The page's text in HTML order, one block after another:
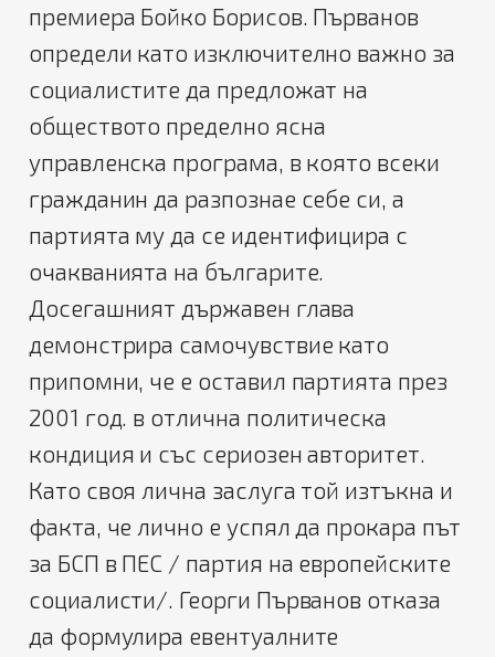
премиера Бойко Борисов. Първанов
определи като изключително важно за
социалистите да предложат на
обществото пределно ясна
управленска програма, в която всеки
гражданин да разпознае себе си, а
партията му да се идентифицира с
очакванията на българите.
Досегашният държавен глава
демонстрира самочувствие като
припомни, че е оставил партията през
2001 год. в отлична политическа
кондиция и със сериозен авторитет.
Като своя лична заслуга той изтъкна и
факта, че лично е успял да прокара път
за БСП в ПЕС / партия на европейските
социалисти/. Георги Първанов отказа
да формулира евентуалните